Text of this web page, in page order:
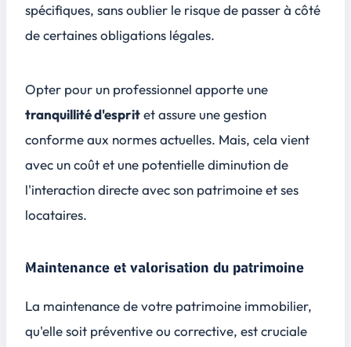
spécifiques, sans oublier le risque de passer à côté
de certaines obligations légales.
Opter pour un professionnel apporte une
tranquillité d'espritet assure une gestion
conforme aux normes actuelles. Mais, cela vient
avec un coût et une potentielle diminution de
l'interaction directe avec son patrimoine et ses
locataires.
Maintenance et valorisation du patrimoine
La maintenance de votre patrimoine immobilier,
qu'elle soit préventive ou corrective, est cruciale